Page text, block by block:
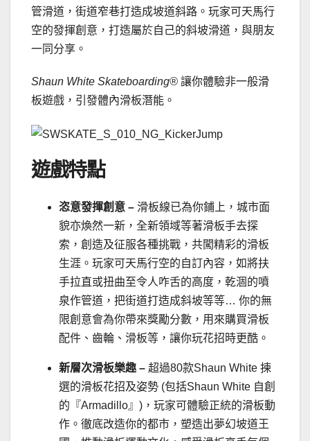
管滑道，街道窄巷打造成坡道斜路。玩家可天馬行
空的發揮創意，打造屬於自己的斜坡滑道，與朋友
一同分享。
Shaun White Skateboarding® 讓你體驗非一般滑
板遊戲，引發體內滑板潛能。
遊戲特點
恣意發揮創意 – 滑板線已為你鋪上，城市面
貌亦煥然一新，全新領域等著滑板手去探
索，創造及征服各種挑戰，共闖精彩的滑板
生涯。玩家可天馬行空的自訂內容，如將扶
手拉直或扭曲至令人咋舌的高度，乾涸的噴
泉作管道，把街道打造成斜坡等等… 你的無
限創意會為你帶來獎勵分數，用來購買滑板
配件、齒輪、滑板等，讓你玩花招時更酷。
新層次滑板樂趣 – 超過80款Shaun White 揀
選的滑板花招及姿勢 (包括Shaun White 自創
的『Armadillo』)，玩家可體驗正統的滑板動
作。徹底改造你的都市，塑造出夢幻坡道王